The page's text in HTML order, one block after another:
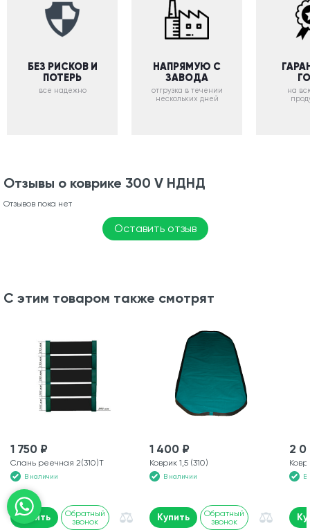
БЕЗ РИСКОВ И
ПОТЕРЬ
все надежно
НАПРЯМУЮ С
ЗАВОДА
отгрузка в течении
нескольких дней
на
Отзывы о коврике 300 V НДНД
Отзывов пока нет
Оставить отзыв
С этим товаром также смотрят
1 750 ₽
Слань реечная 2(310)Т
В наличии
Купить
Обратный
звонок
1 400 ₽
Коврик 1,5 (310)
В наличии
Купить
Обратный
звонок
2
В